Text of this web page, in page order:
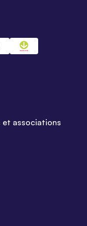
et associations